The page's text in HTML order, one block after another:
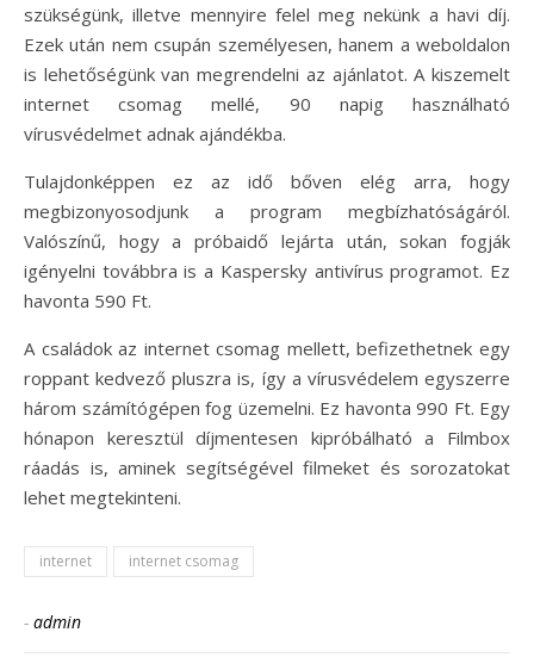
szükségünk, illetve mennyire felel meg nekünk a havi díj.
Ezek után nem csupán személyesen, hanem a weboldalon
is lehetőségünk van megrendelni az ajánlatot. A kiszemelt
internet csomag mellé, 90 napig használható
vírusvédelmet adnak ajándékba.
Tulajdonképpen ez az idő bőven elég arra, hogy
megbizonyosodjunk a program megbízhatóságáról.
Valószínű, hogy a próbaidő lejárta után, sokan fogják
igényelni továbbra is a Kaspersky antivírus programot. Ez
havonta 590 Ft.
A családok az internet csomag mellett, befizethetnek egy
roppant kedvező pluszra is, így a vírusvédelem egyszerre
három számítógépen fog üzemelni. Ez havonta 990 Ft. Egy
hónapon keresztül díjmentesen kipróbálható a Filmbox
ráadás is, aminek segítségével filmeket és sorozatokat
lehet megtekinteni.
internet internet csomag
- admin